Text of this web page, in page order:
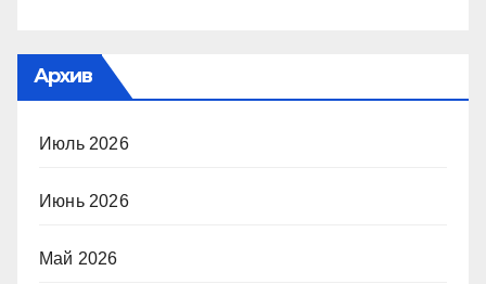
Архив
Июль 2026
Июнь 2026
Май 2026